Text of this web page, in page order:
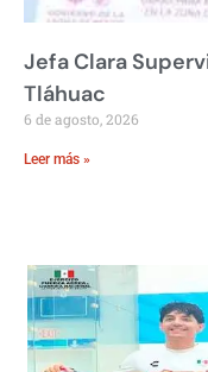
Jefa Clara
Tláhuac
6 de agosto, 2026
Leer más »